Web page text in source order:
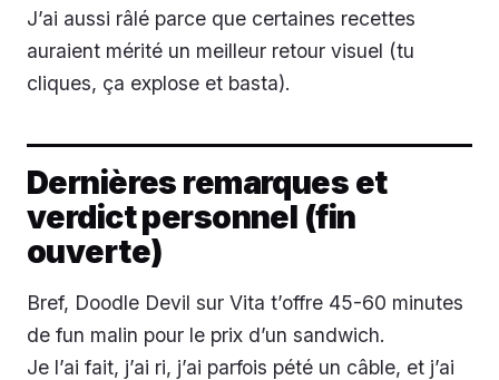
J’ai aussi râlé parce que certaines recettes
auraient mérité un meilleur retour visuel (tu
cliques, ça explose et basta).
Dernières remarques et
verdict personnel (fin
ouverte)
Bref, Doodle Devil sur Vita t’offre 45-60 minutes
de fun malin pour le prix d’un sandwich.
Je l’ai fait, j’ai ri, j’ai parfois pété un câble, et j’ai